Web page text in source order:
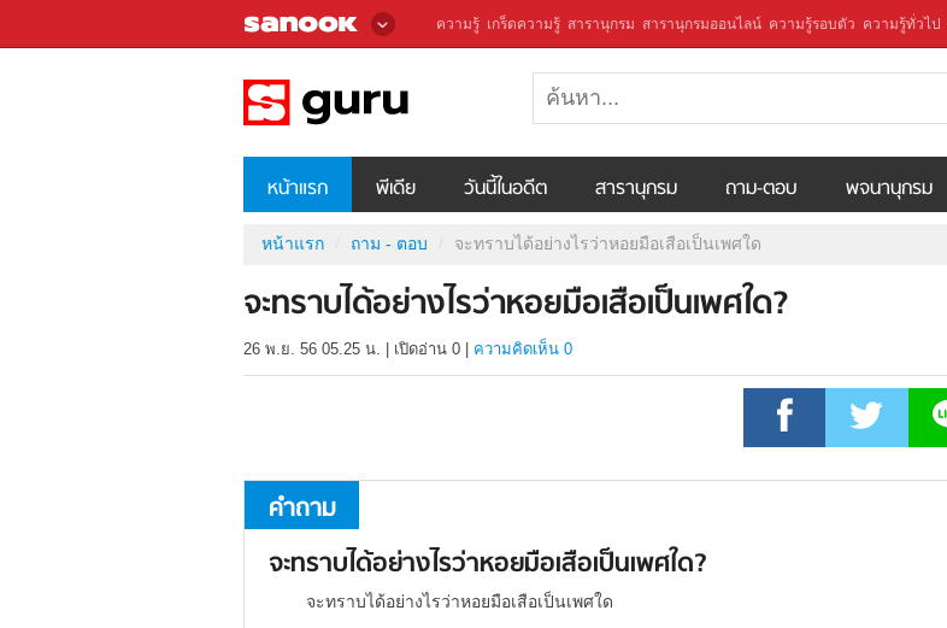
ความรู้ เกร็ดความรู้ สารานุกรม สารานุกรมออนไลน์ ความรู้รอบตัว ความรู้ทั่วไป
หน้าแรก พีเดีย วันนี้ในอดีต สารานุกรม ถาม-ตอบ พจนานุกรม
หน้าแรก ถาม - ตอบ จะทราบได้อย่างไรว่าหอยมือเสือเป็นเพศใด
จะทราบได้อย่างไรว่าหอยมือเสือเป็นเพศใด?
26 พ.ย. 56 05.25 น. เปิดอ่าน 0 ความคิดเห็น 0
คำถาม
จะทราบได้อย่างไรว่าหอยมือเสือเป็นเพศใด?
จะทราบได้อย่างไรว่าหอยมือเสือเป็นเพศใด